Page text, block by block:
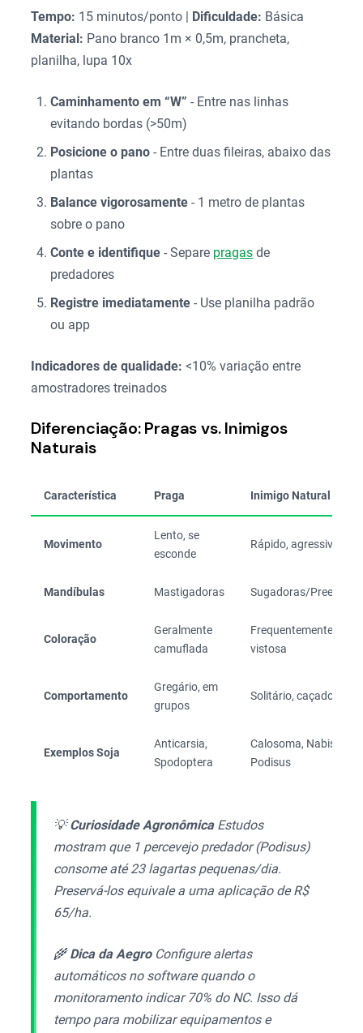
Tempo: 15 minutos/ponto | Dificuldade: Básica
Material: Pano branco 1m × 0,5m, prancheta,
planilha, lupa 10x
Caminhamento em “W” - Entre nas linhas
evitando bordas (>50m)
Posicione o pano - Entre duas fileiras, abaixo das
plantas
Balance vigorosamente - 1 metro de plantas
sobre o pano
Conte e identifique - Separe pragas de
predadores
Registre imediatamente - Use planilha padrão
ou app
Indicadores de qualidade: <10% variação entre
amostradores treinados
Diferenciação: Pragas vs. Inimigos
Naturais
Característica Praga Inimigo Natural
Movimento
Lento, se
esconde
Rápido, agressivo
Mandíbulas Mastigadoras Sugadoras/
Coloração
Geralmente
camuflada
Frequentemente
vistosa
Comportamento
Gregário, em
grupos
Solitário, caçador
Exemplos Soja
Anticarsia,
Spodoptera
Calosoma, Nabis,
Podisus
💡Curiosidade AgronômicaEstudos
mostram que 1 percevejo predador (Podisus)
consome até 23 lagartas pequenas/dia.
Preservá-los equivale a uma aplicação de R$
65/ha.
🌾Dica da AegroConfigure alertas
automáticos no software quando o
monitoramento indicar 70% do NC. Isso dá
tempo para mobilizar equipamentos e